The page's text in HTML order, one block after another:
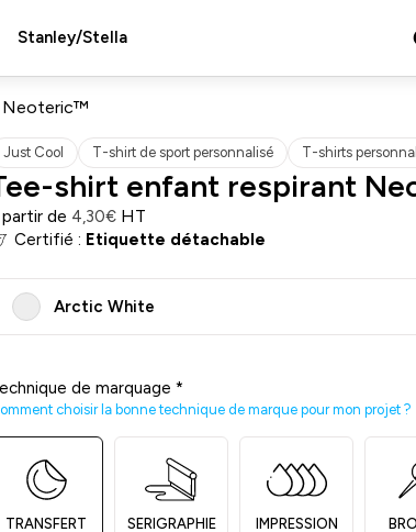
Stanley/Stella
Neoteric™
Just Cool T-shirt de sport personnalisé T-shirts
shirt enfant respirant
de 4,30€ HT
Certifié : Etiquette détachable
Arctic White
de marquage *
choisir la bonne technique de marque pour mon projet ?
TRANSFERT SERIGRAPHIE IMPRESSION